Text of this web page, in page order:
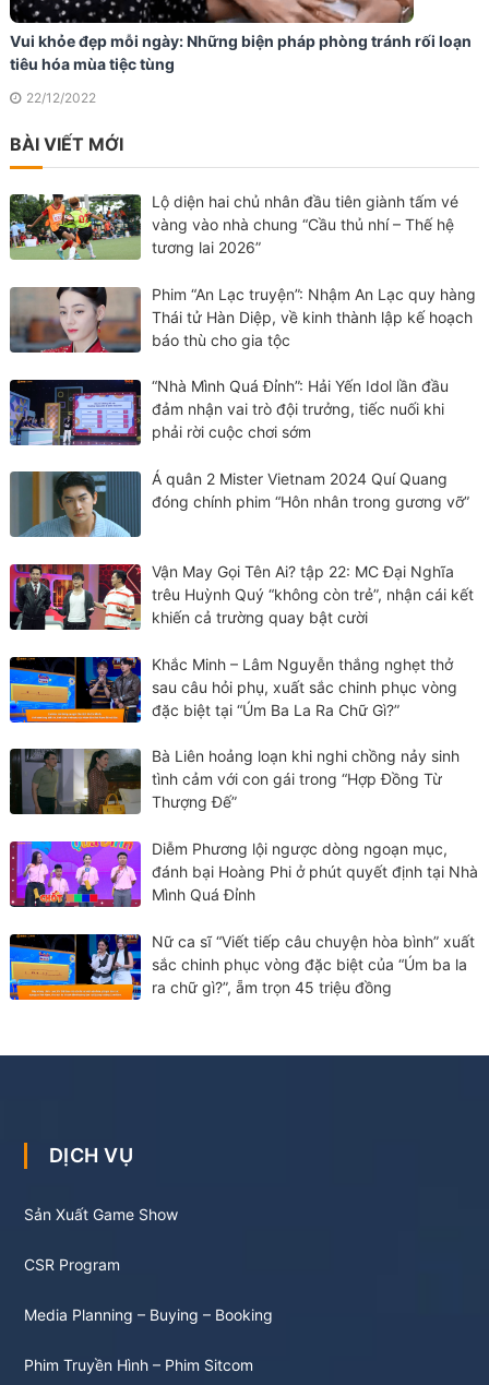
Vui khỏe đẹp mỗi ngày: Những biện pháp phòng tránh rối loạn
tiêu hóa mùa tiệc tùng
22/12/2022
BÀI VIẾT MỚI
Lộ diện hai chủ nhân đầu tiên giành tấm vé
vàng vào nhà chung “Cầu thủ nhí – Thế hệ
tương lai 2026”
Phim “An Lạc truyện”: Nhậm An Lạc quy hàng
Thái tử Hàn Diệp, về kinh thành lập kế hoạch
báo thù cho gia tộc
“Nhà Mình Quá Đỉnh”: Hải Yến Idol lần đầu
đảm nhận vai trò đội trưởng, tiếc nuối khi
phải rời cuộc chơi sớm
Á quân 2 Mister Vietnam 2024 Quí Quang
đóng chính phim “Hôn nhân trong gương vỡ”
Vận May Gọi Tên Ai? tập 22: MC Đại Nghĩa
trêu Huỳnh Quý “không còn trẻ”, nhận cái kết
khiến cả trường quay bật cười
Khắc Minh – Lâm Nguyễn thắng nghẹt thở
sau câu hỏi phụ, xuất sắc chinh phục vòng
đặc biệt tại “Úm Ba La Ra Chữ Gì?”
Bà Liên hoảng loạn khi nghi chồng nảy sinh
tình cảm với con gái trong “Hợp Đồng Từ
Thượng Đế”
Diễm Phương lội ngược dòng ngoạn mục,
đánh bại Hoàng Phi ở phút quyết định tại Nhà
Mình Quá Đỉnh
Nữ ca sĩ “Viết tiếp câu chuyện hòa bình” xuất
sắc chinh phục vòng đặc biệt của “Úm ba la
ra chữ gì?”, ẵm trọn 45 triệu đồng
DỊCH VỤ
Sản Xuất Game Show
CSR Program
Media Planning – Buying – Booking
Phim Truyền Hình – Phim Sitcom